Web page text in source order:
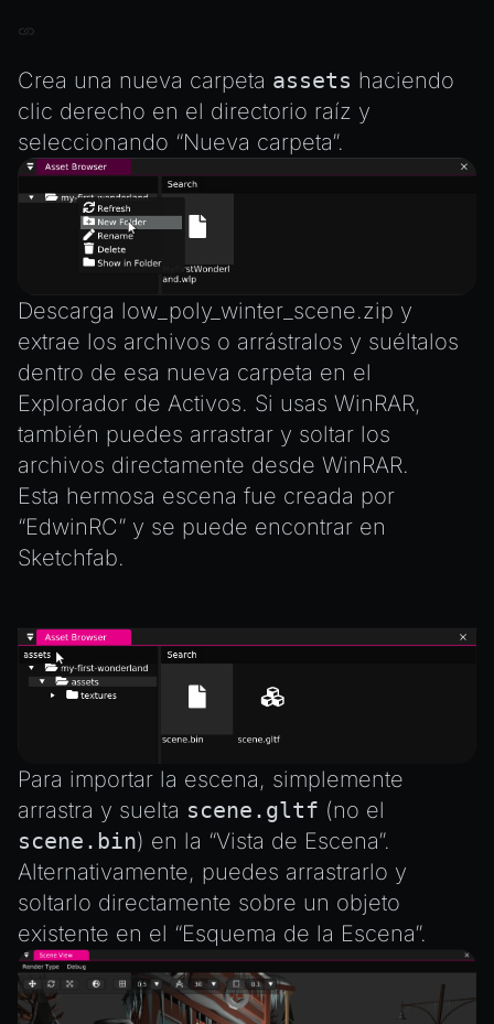
Crea una nueva carpeta assets haciendo
clic derecho en el directorio raíz y
seleccionando “Nueva carpeta”.
Descarga low_poly_winter_scene.zip y
extrae los archivos o arrástralos y suéltalos
dentro de esa nueva carpeta en el
Explorador de Activos. Si usas WinRAR,
también puedes arrastrar y soltar los
archivos directamente desde WinRAR.
Esta hermosa escena fue creada por
“EdwinRC” y se puede encontrar en
Sketchfab.
Para importar la escena, simplemente
arrastra y suelta scene.gltf (no el
scene.bin) en la “Vista de Escena”.
Alternativamente, puedes arrastrarlo y
soltarlo directamente sobre un objeto
existente en el “Esquema de la Escena”.